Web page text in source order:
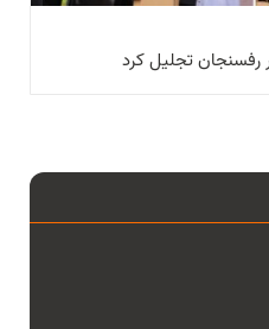
رفسنجان تجلیل کرد